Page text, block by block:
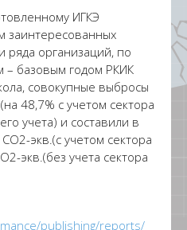
ИГКЭ
заинтересованных
ряда организаций, по
– базовым годом РКИК
совокупные выбросы
48,7% с учетом сектора
учета) и составили в
экв.(с учетом сектора
экв.(без учета сектора
publishing/reports/